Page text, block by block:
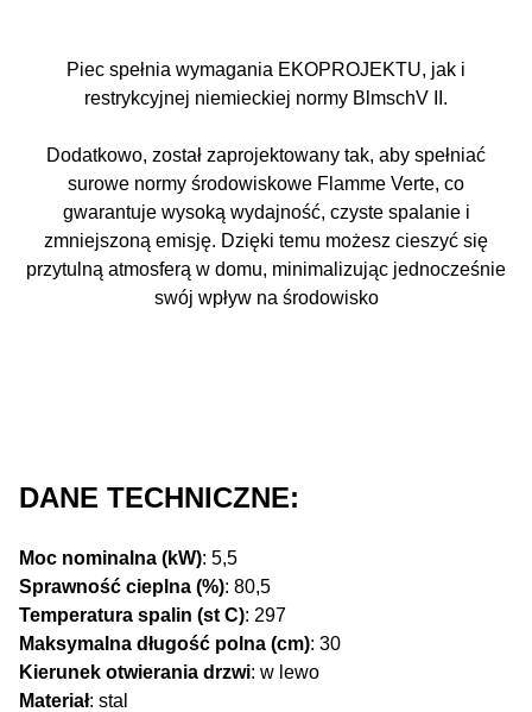
Piec spełnia wymagania EKOPROJEKTU, jak i
restrykcyjnej niemieckiej normy BlmschV II.
Dodatkowo, został zaprojektowany tak, aby spełniać
surowe normy środowiskowe Flamme Verte, co
gwarantuje wysoką wydajność, czyste spalanie i
zmniejszoną emisję. Dzięki temu możesz cieszyć się
przytulną atmosferą w domu, minimalizując jednocześnie
swój wpływ na środowisko
DANE TECHNICZNE:
Moc nominalna (kW): 5,5
Sprawność cieplna (%): 80,5
Temperatura spalin (st C): 297
Maksymalna długość polna (cm): 30
Kierunek otwierania drzwi: w lewo
Materiał: stal